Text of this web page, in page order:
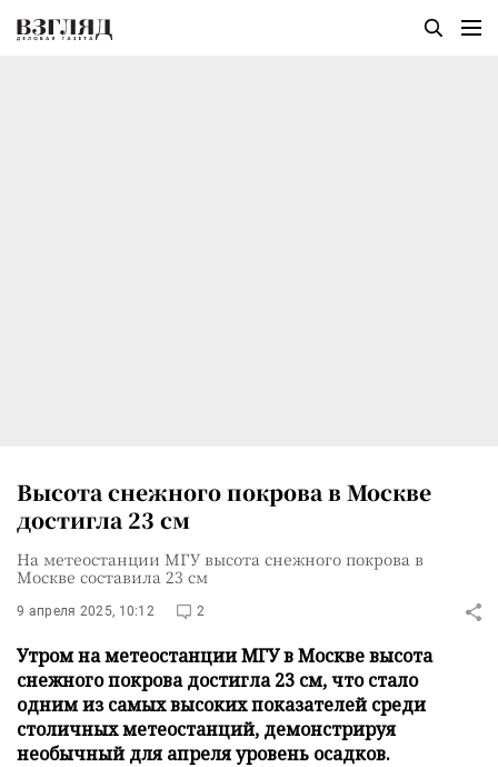
Высота снежного покрова в Москве
достигла 23 см
На метеостанции МГУ высота снежного покрова в
Москве составила 23 см
9 апреля 2025, 10:12 2
Утром на метеостанции МГУ в Москве высота
снежного покрова достигла 23 см, что стало
одним из самых высоких показателей среди
столичных метеостанций, демонстрируя
необычный для апреля уровень осадков.